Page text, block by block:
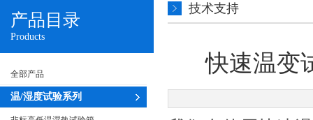
产品目录
Products
全部产品
温/湿度试验系列
技术支持
快速温变